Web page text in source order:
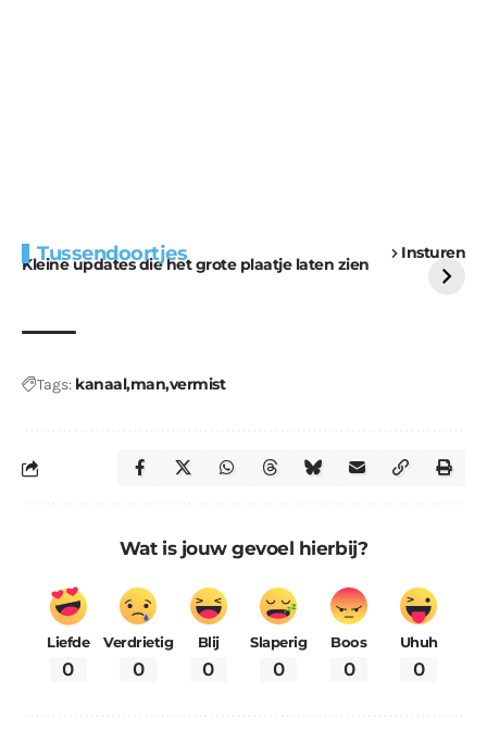
Tussendoortjes Insturen
Kleine updates die het grote plaatje laten zien
voor kabouters
uitdaging
Tags: kanaalmanvermist
Wat is jouw gevoel hierbij?
Liefde
0
Verdrietig
0
Blij
0
Slaperig
0
Boos
0
Uhuh
0